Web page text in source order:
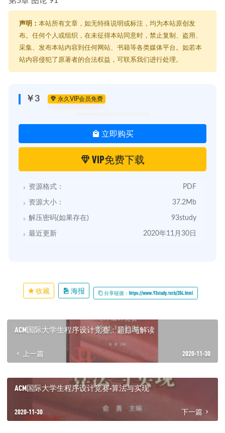
声明： 本站所有文章，如无特殊说明或标注，均为本站原创发
布。任何个人或组织，在未征得本站同意时，禁止复制、盗用、
采集、发布本站内容到任何网站、书籍等各类媒体平台。如若本
站内容侵犯了原著者的合法权益，可联系我们进行处理。
￥3 永久VIP会员免费
立即购买
VIP免费下载
资源格式： PDF
资源大小： 37.2Mb
解压密码(如果存在) 93study
最近更新 2020年11月30日
收藏 海报 分享链接：https://www.93study.tech/204.html
ACM国际大学生程序设计竞赛：题目与解读
上一篇 2020-11-30
ACM国际大学生程序设计竞赛-算法与实现
2020-11-30 下一篇